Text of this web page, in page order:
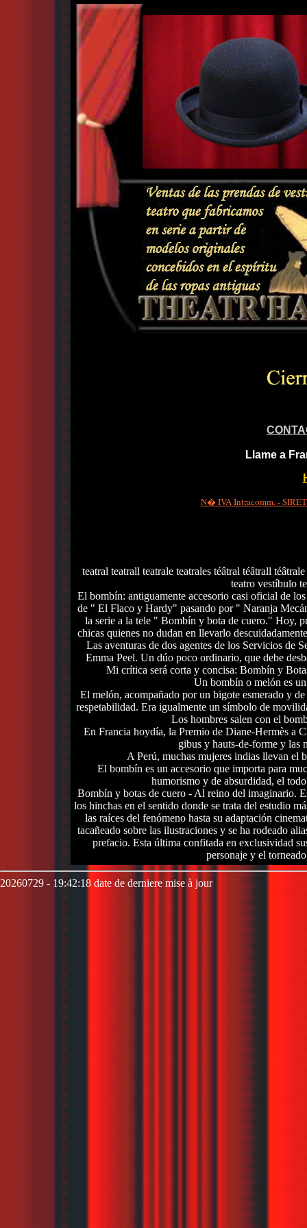
Llame a
N� IVA Intracomm. -
teatral teatrall teatrale teatrales téâtral téâtrall
teatro vestíbulo
El bombín: antiguamente accesorio casi oficial de
de " El Flaco y Hardy" pasando por " Naranja
la serie a la tele " Bombín y bota de cuero." Hoy,
chicas quienes no dudan en llevarlo
Las aventuras de dos agentes de los Servicios de
Emma Peel. Un dúo poco ordinario, que debe
Mi crítica será corta y concisa: Bombín y
Un bombín o melón es
El melón, acompañado por un bigote esmerado y
respetabilidad. Era igualmente un símbolo de
Los hombres salen con el
En Francia hoydía, la Premio de Diane-Hermès a
gibus y hauts-de-forme y las
A Perú, muchas mujeres indias llevan el
El bombín es un accesorio que importa para
humorismo y de absurdidad, el
Bombín y botas de cuero - Al reino del imaginario.
los hinchas en el sentido donde se trata del estudio
las raíces del fenómeno hasta su adaptación
tacañeado sobre las ilustraciones y se ha rodeado
prefacio. Esta última confitada en exclusividad
personaje y el
20260729 - 19:42:18 date de derniere mise à jour